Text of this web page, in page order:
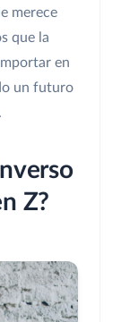
merece
que la
en
un futuro
Z?